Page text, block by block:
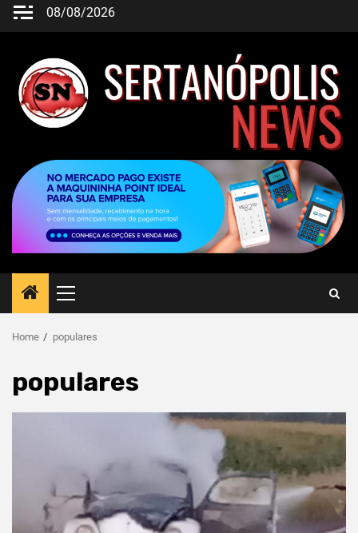
08/08/2026
Home populares
populares